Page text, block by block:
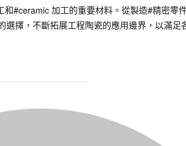
#ceramic 加工的重要材料。從製造#精密零
擇，不斷拓展工程陶瓷的應用邊界，以滿足
POST AUTHOR